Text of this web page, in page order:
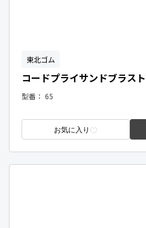
東北ゴム
コードプライサンドブラス
型番： 65
お気に入り